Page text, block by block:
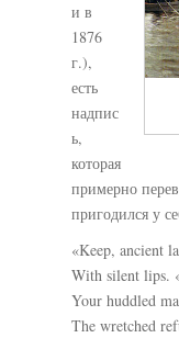
и в
1876
г.),
есть
надпис
ь,
которая
примерно
пригодился у
«Keep, ancient
With silent lips.
Your huddled
The wretched